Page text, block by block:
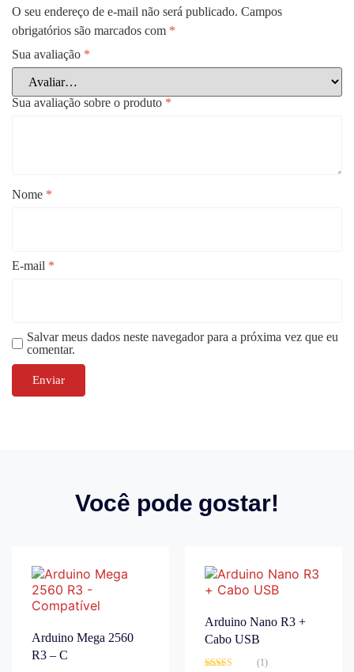
O seu endereço de e-mail não será publicado. Campos
obrigatórios são marcados com *
Sua avaliação *
Sua avaliação sobre o produto *
Nome *
E-mail *
Salvar meus dados neste navegador para a próxima vez que eu
comentar.
Você pode gostar!
Arduino Mega 2560
R3 – C
Arduino Nano R3 +
Cabo USB
(1)